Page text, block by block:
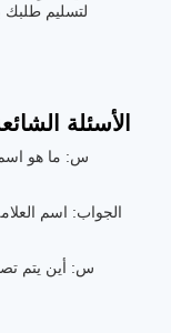
لتسليم طلبك
الأسئلة
س: ما هو اسم
س: أين يتم